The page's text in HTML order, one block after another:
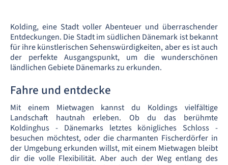
Kolding, eine Stadt voller Abenteuer und überraschender
Entdeckungen. Die Stadt im südlichen Dänemark ist bekannt
für ihre künstlerischen Sehenswürdigkeiten, aber es ist auch
der perfekte Ausgangspunkt, um die wunderschönen
ländlichen Gebiete Dänemarks zu erkunden.
Fahre und entdecke
Mit einem Mietwagen kannst du Koldings vielfältige
Landschaft hautnah erleben. Ob du das berühmte
Koldinghus - Dänemarks letztes königliches Schloss -
besuchen möchtest, oder die charmanten Fischerdörfer in
der Umgebung erkunden willst, mit einem Mietwagen bleibt
dir die volle Flexibilität. Aber auch der Weg entlang des